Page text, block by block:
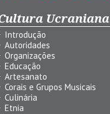
Ucraniana
Introdução
Autoridades
Organizações
Educação
Artesanato
Corais e Grupos Musicais
Culinária
Etnia